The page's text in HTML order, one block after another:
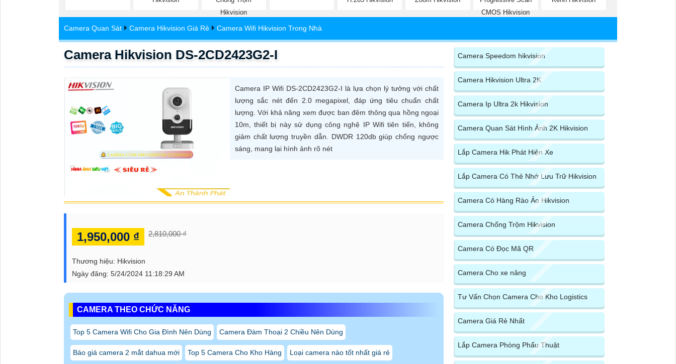
Hikvision
CMOS Hikvision
Camera Quan Sát Camera Hikvision Giá Rẻ Camera Wifi Hikvision Trong Nhà
Camera Hikvision DS-2CD2423G2-I
Camera IP Wifi DS-2CD2423G2-I là lựa chọn lý tưởng với chất
lượng sắc nét đến 2.0 megapixel, đáp ứng tiêu chuẩn chất
lượng. Với khả năng xem được ban đêm thông qua hồng ngoại
10m, thiết bị này sử dụng công nghệ IP Wifi tiên tiến, không
giảm chất lượng truyền dẫn. DWDR 120db giúp chống ngược
sáng, mang lại hình ảnh rõ nét
1,950,000 ₫ 2,810,000 ₫
Thương hiệu: Hikvision
Ngày đăng: 5/24/2024 11:18:29 AM
CAMERA THEO CHỨC NĂNG
Top 5 Camera Wifi Cho Gia Đình Nên Dùng Camera Đàm Thoại 2 Chiều Nên Dùng
Báo giá camera 2 mắt dahua mới Top 5 Camera Cho Kho Hàng Loại camera nào tốt nhất giá rẻ
Camera Speedom hikvision
Camera Hikvision Ultra 2K
Camera Ip Ultra 2k Hikvision
Camera Quan Sát Hình Ảnh 2K Hikvision
Lắp Camera Hik Phát Hiện Xe
Lắp Camera Có Thẻ Nhớ Lưu Trữ Hikvision
Camera Có Hàng Rào Ảo Hikvision
Camera Chống Trộm Hikvision
Camera Có Đọc Mã QR
Camera Cho xe nâng
Tư Vấn Chọn Camera Cho Kho Logistics
Camera Giá Rẻ Nhất
Lắp Camera Phòng Phẩu Thuật